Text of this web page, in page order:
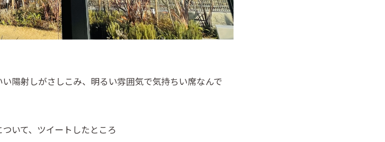
陽射しがさしこみ、明るい雰囲気で気持ちい席なんで
いて、ツイートしたところ